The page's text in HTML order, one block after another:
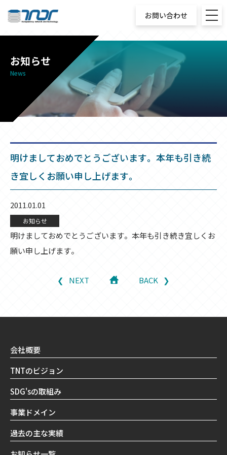
お問い合わせ
お知らせ
News
明けましておめでとうございます。本年も引き続
き宜しくお願い申し上げます。
2011.01.01
お知らせ
明けましておめでとうございます。本年も引き続き宜しくお
願い申し上げます。
NEXT BACK
会社概要
TNTのビジョン
SDG'sの取組み
事業ドメイン
過去の主な実績